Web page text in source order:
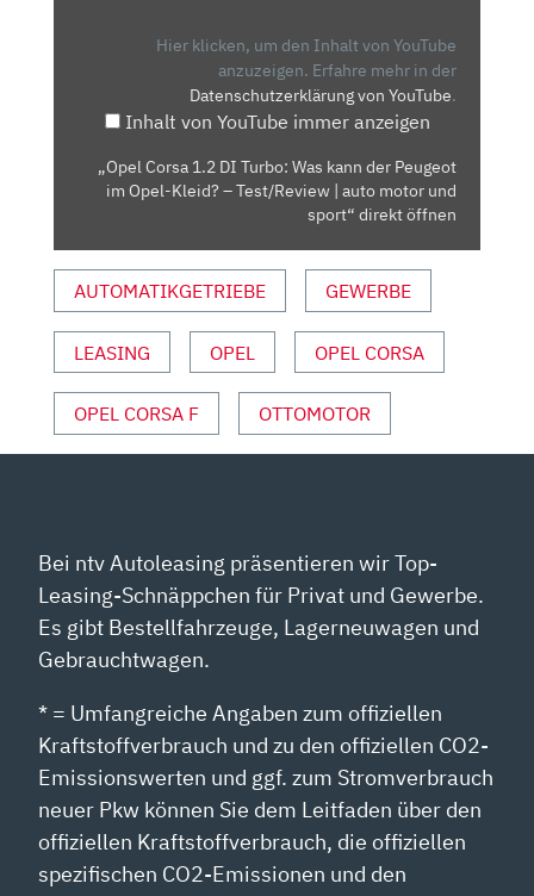
PEUGEOT
–
TEST/REVIEW
|
AUTO
UND
SPORT“
Hier klicken, um den Inhalt von YouTube
anzuzeigen. Erfahre mehr in der
Datenschutzerklärung von YouTube.
Inhalt von YouTube immer anzeigen
„Opel Corsa 1.2 DI Turbo: Was kann der Peugeot
im Opel-Kleid? – Test/Review | auto motor und
sport“ direkt öffnen
AUTOMATIKGETRIEBE GEWERBE
LEASING OPEL OPEL CORSA
OPEL CORSA F OTTOMOTOR
Bei ntv Autoleasing präsentieren wir Top-
Leasing-Schnäppchen für Privat und Gewerbe.
Es gibt Bestellfahrzeuge, Lagerneuwagen und
Gebrauchtwagen.
* = Umfangreiche Angaben zum offiziellen
Kraftstoffverbrauch und zu den offiziellen CO2-
Emissionswerten und ggf. zum Stromverbrauch
neuer Pkw können Sie dem Leitfaden über den
offiziellen Kraftstoffverbrauch, die offiziellen
spezifischen CO2-Emissionen und den